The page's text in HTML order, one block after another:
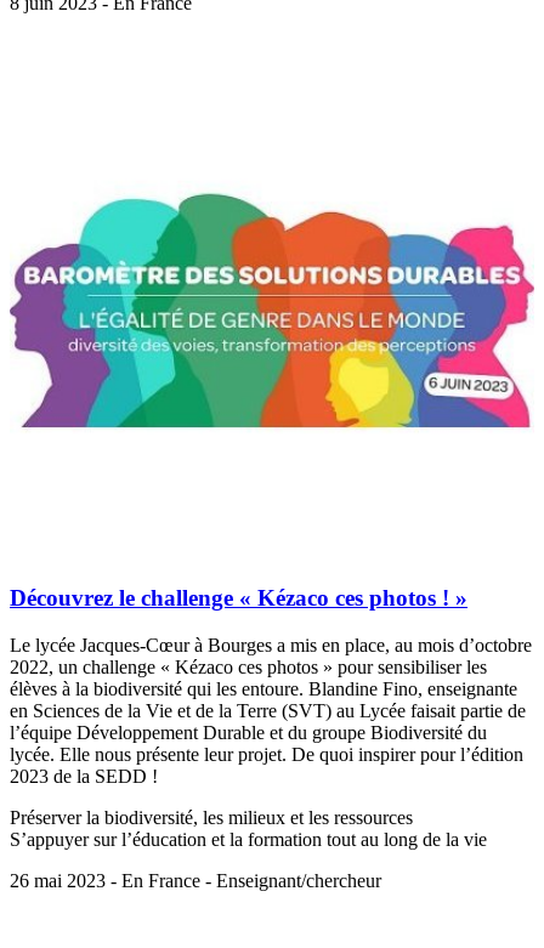
Découvrez le challenge « Kézaco ces photos ! »
Le lycée Jacques-Cœur à Bourges a mis en place, au mois d’octobre
2022, un challenge « Kézaco ces photos » pour sensibiliser les
élèves à la biodiversité qui les entoure. Blandine Fino, enseignante
en Sciences de la Vie et de la Terre (SVT) au Lycée faisait partie de
l’équipe Développement Durable et du groupe Biodiversité du
lycée. Elle nous présente leur projet. De quoi inspirer pour l’édition
2023 de la SEDD !
Préserver la biodiversité, les milieux et les ressources
S’appuyer sur l’éducation et la formation tout au long de la vie
26 mai 2023 - En France - Enseignant/chercheur